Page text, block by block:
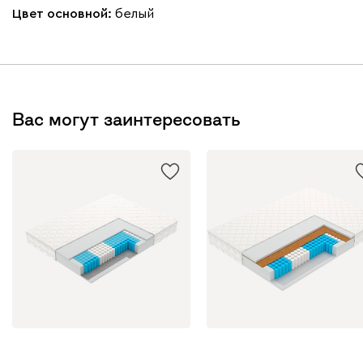
Цвет основной: белый
Вас могут заинтересовать